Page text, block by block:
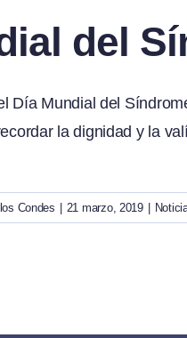
del
Día Mundial del
la dignidad y la
Condes 21 marzo, 2019